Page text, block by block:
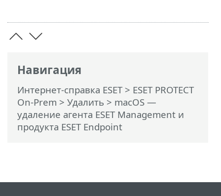
Навигация
Интернет-справка ESET> ESET PROTECT
On-Prem > Удалить > macOS —
удаление агента ESET Management и
продукта ESET Endpoint